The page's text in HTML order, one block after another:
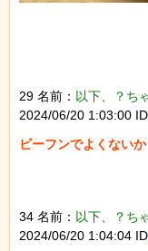
29 名前： 以下、？ち
2024/06/20 1:03:00
ビーフンでよくないか
34 名前： 以下、？ち
2024/06/20 1:04:04